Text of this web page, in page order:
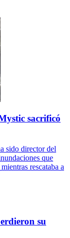
sacrificó
sido director del
que
rescataba a
su